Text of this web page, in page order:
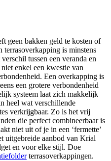
geen bakken geld te kosten of
terrasoverkapping is minstens
tussen een veranda en
enkel een kwestie van
Een overkapping is
een grotere verbondenheid
systeem laat zich makkelijk
heel wat verschillende
verkrijgbaar. Zo is het vrij
die perfect combineerbaar is
niet uit of je in een ‘fermette’
uitgebreide aanbod van Krial
en voor elke stijl. Doe
terrasoverkappingen.